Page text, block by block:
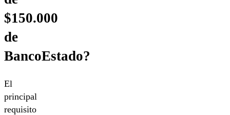
$150.000
de
BancoEstado?
El
principal
requisito